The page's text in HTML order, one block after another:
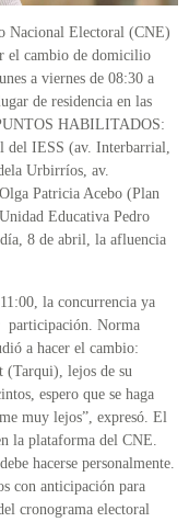
Nacional Electoral (CNE)
el cambio de domicilio
a viernes de 08:30 a
de residencia en las
HABILITADOS:
del IESS (av. Interbarrial,
Urbirríos, av.
Patricia Acebo (Plan
Educativa Pedro
8 de abril, la afluencia
la concurrencia ya
participación. Norma
a hacer el cambio:
(Tarqui), lejos de su
espero que se haga
muy lejos”, expresó. El
la plataforma del CNE.
hacerse personalmente.
con anticipación para
cronograma electoral